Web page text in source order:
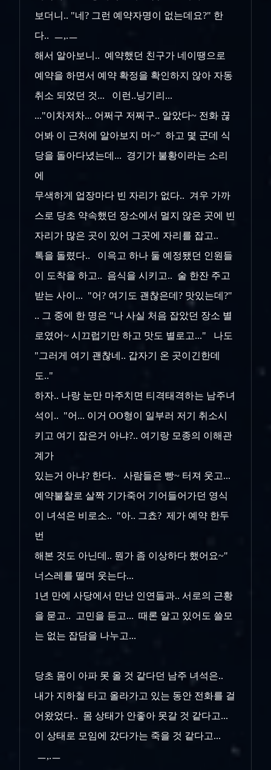
보더니.. "네? 그런 예약자명이 없는데요?" 한
다.. ㅡ,.ㅡ
해서 알아보니.. 예약했던 친구가 네이땡으로
예약을 하면서 예약 확정을 확인하지 않아 자동
취소 되었던 것... 이런..닝기리...
..."이차저차... 어쩌구 저쩌구.. 알았다~ 전화 끊
어봐 이 근처에 알아보지 머~" 하고 몇 군데 식
당을 돌아다녔는데... 경기가 불황이라는 소리
에
무색하게 업장마다 빈 자리가 없다.. 겨우 가까
스로 당초 약속했던 장소에서 멀지 않은 곳에 빈
자리가 많은 곳이 있어 그곳에 자리를 잡고..
톡을 돌렸다.. 이윽고 하나 둘 예정됐던 인원들
이 도착을 하고.. 음식을 시키고.. 술 한잔 주고
받는 사이... "어? 여기도 괜찮은데? 맛있는데?"
.. 그 중에 한 명은 "나 사실 처음 잡았던 장소 별
로였어~ 시끄럽기만 하고 맛도 별로고..." 나도
"그러게 여기 괜찮네.. 갑자기 온 곳이긴한데
도.."
하자.. 나랑 눈만 마주치면 티격태격하는 남주녀
석이.. "어... 이거 OO형이 일부러 저기 취소시
키고 여기 잡은거 아냐?.. 여기랑 모종의 이해관
계가
있는거 아냐? 한다.. 사람들은 빵~ 터져 웃고...
예약불찰로 살짝 기가죽어 기어들어가던 영식
이 녀석은 비로소.. "아.. 그쵸? 제가 예약 한두
번
해본 것도 아닌데.. 뭔가 좀 이상하다 했어요~"
너스레를 떨며 웃는다...
1년 만에 사당에서 만난 인연들과.. 서로의 근황
을 묻고.. 고민을 듣고... 때론 알고 있어도 쓸모
는 없는 잡담을 나누고...
당초 몸이 아파 못 올 것 같다던 남주 녀석은..
내가 지하철 타고 올라가고 있는 동안 전화를 걸
어왔었다.. 몸 상태가 안좋아 못갈 것 같다고...
이 상태로 모임에 갔다가는 죽을 것 같다고...
ㅡ,.ㅡ